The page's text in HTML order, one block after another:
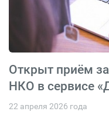
Открыт приём
НКО в сервисе
22 апреля 2026 года